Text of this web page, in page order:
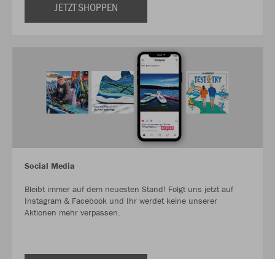
JETZT SHOPPEN
Social Media
Bleibt immer auf dem neuesten Stand! Folgt uns jetzt auf
Instagram & Facebook und Ihr werdet keine unserer
Aktionen mehr verpassen.